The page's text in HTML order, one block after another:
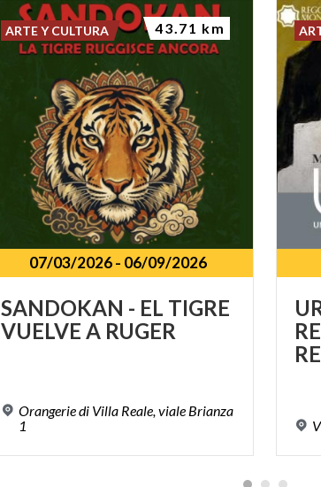
07/03/2026- 06/09/2026
SANDOKAN - EL TIGRE
VUELVE A RUGER
Orangerie di Villa Reale, viale Brianza
1
ARTE Y CULTURA 43.71 km